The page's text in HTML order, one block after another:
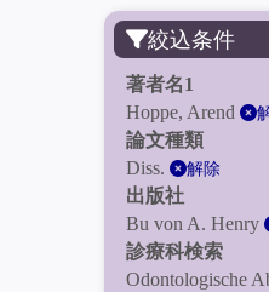
絞込条件
著者名1
Hoppe, Arend
論文種類
Diss.
解除
出版社
Bu von A. Henry
診療科検索
Odontologische